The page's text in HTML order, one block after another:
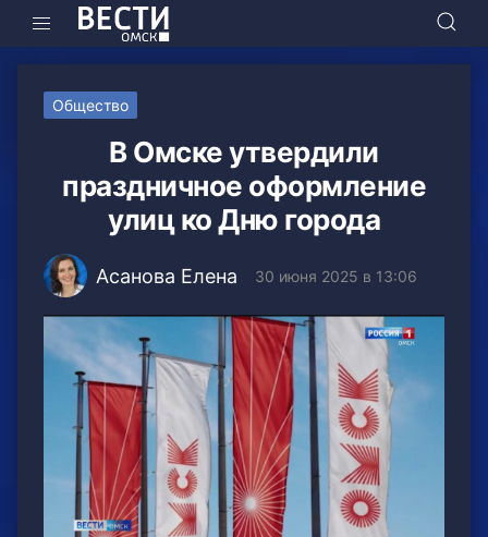
Общество
В Омске утвердили
праздничное оформление
улиц ко Дню города
Асанова Елена 30 июня 2025 в 13:06